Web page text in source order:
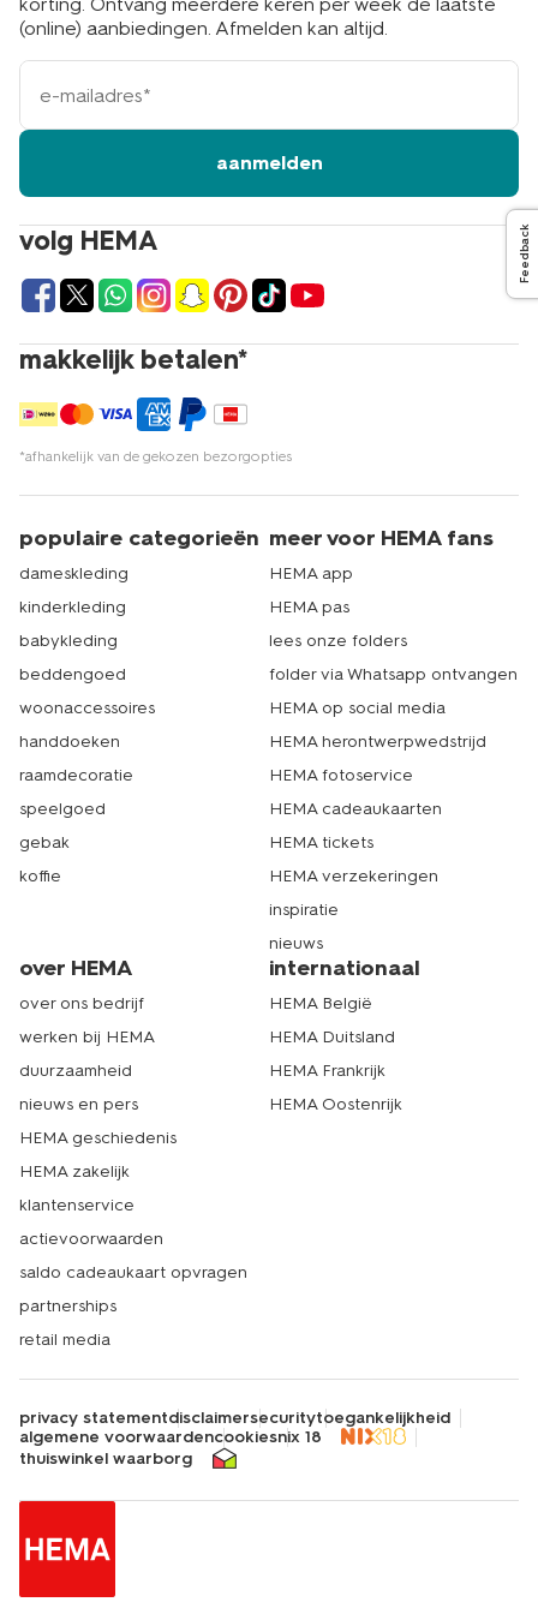
volg HEMA
makkelijk betalen*
*afhankelijk van de gekozen bezorgopties
(online) aanbiedingen. Afmelden kan altijd.
e-
mailadres
aanmelden
populaire categorieën
dameskleding
kinderkleding
babykleding
beddengoed
woonaccessoires
handdoeken
raamdecoratie
speelgoed
gebak
koffie
meer voor HEMA fans
HEMA app
HEMA pas
lees onze folders
folder via Whatsapp ontvangen
HEMA op social media
HEMA herontwerpwedstrijd
HEMA fotoservice
HEMA cadeaukaarten
HEMA tickets
HEMA verzekeringen
inspiratie
nieuws
over HEMA
over ons bedrijf
werken bij HEMA
duurzaamheid
nieuws en pers
HEMA geschiedenis
HEMA zakelijk
klantenservice
actievoorwaarden
saldo cadeaukaart opvragen
partnerships
retail media
internationaal
HEMA België
HEMA Duitsland
HEMA Frankrijk
HEMA Oostenrijk
privacy statementdisclaimersecuritytoegankelijkheid
algemene voorwaardencookiesnix 18
thuiswinkel waarborg
Feedback